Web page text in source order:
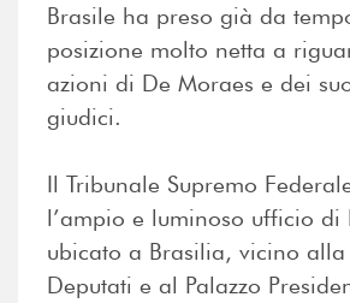
Brasile ha preso già da
posizione molto netta a
azioni di De Moraes e dei
giudici.
Il Tribunale Supremo
l’ampio e luminoso ufficio di
ubicato a Brasilia, vicino
Deputati e al Palazzo